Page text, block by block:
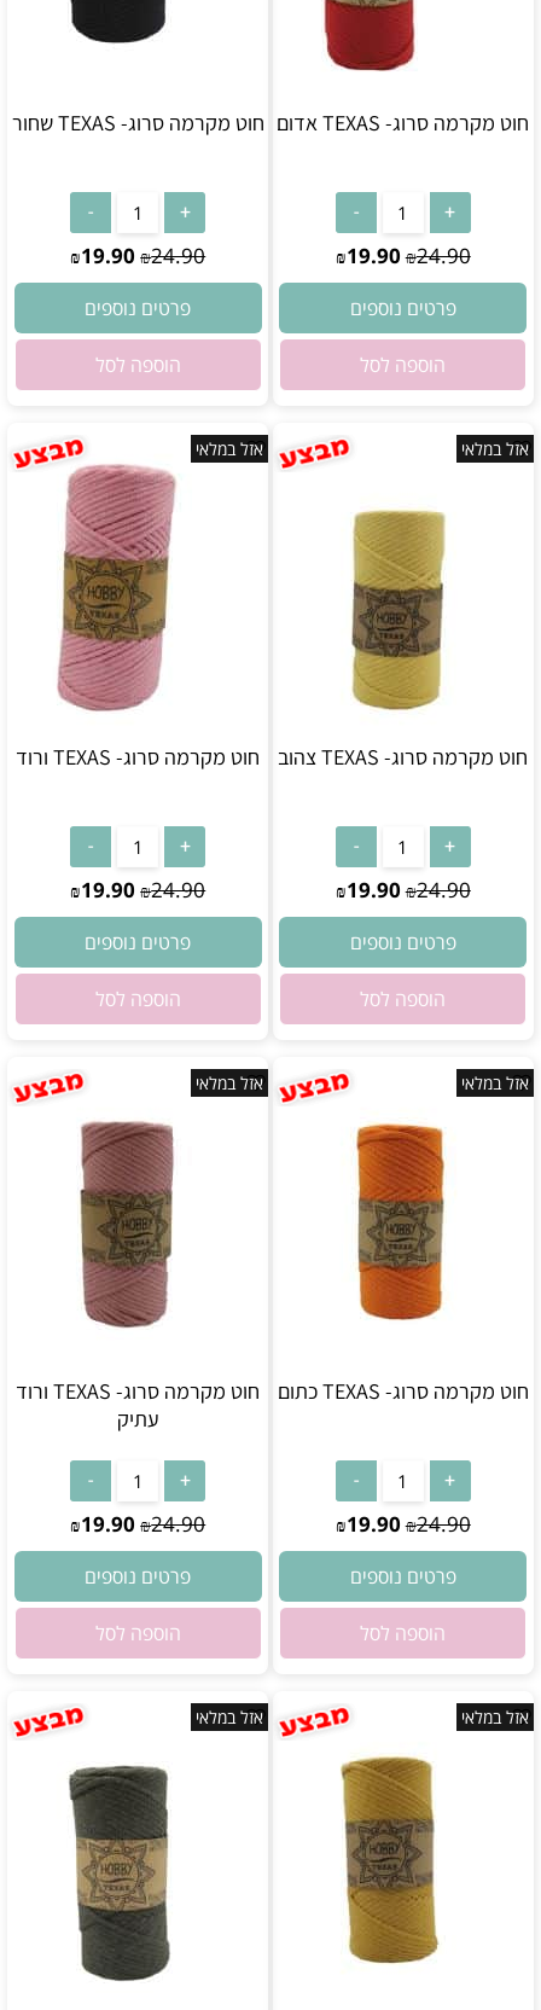
חוט מקרמה סרוג- TEXAS אדום
₪24.90
₪19.90
פרטים נוספים
הוספה לסל
חוט מקרמה סרוג- TEXAS שחור
₪24.90
₪19.90
פרטים נוספים
הוספה לסל
אזל במלאי
חוט מקרמה סרוג- TEXAS צהוב
₪24.90
₪19.90
פרטים נוספים
הוספה לסל
אזל במלאי
חוט מקרמה סרוג- TEXAS ורוד
₪24.90
₪19.90
פרטים נוספים
הוספה לסל
אזל במלאי
חוט מקרמה סרוג- TEXAS כתום
₪24.90
₪19.90
פרטים נוספים
הוספה לסל
אזל במלאי
חוט מקרמה סרוג- TEXAS ורוד
עתיק
₪24.90
₪19.90
פרטים נוספים
הוספה לסל
אזל במלאי אזל במלאי